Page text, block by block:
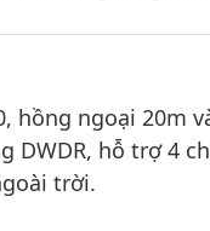
hồng ngoại 20m
DWDR, hỗ trợ 4
trời.